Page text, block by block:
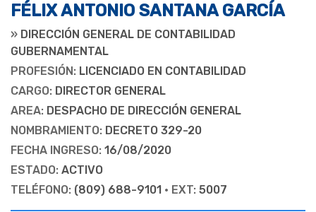
FÉLIX ANTONIO SANTANA GARCÍA
» DIRECCIÓN GENERAL DE CONTABILIDAD
GUBERNAMENTAL
PROFESIÓN: LICENCIADO EN CONTABILIDAD
CARGO: DIRECTOR GENERAL
AREA: DESPACHO DE DIRECCIÓN GENERAL
NOMBRAMIENTO: DECRETO 329-20
FECHA INGRESO: 16/08/2020
ESTADO: ACTIVO
TELÉFONO: (809) 688-9101 • EXT: 5007